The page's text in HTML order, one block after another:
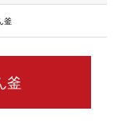
釜
釜